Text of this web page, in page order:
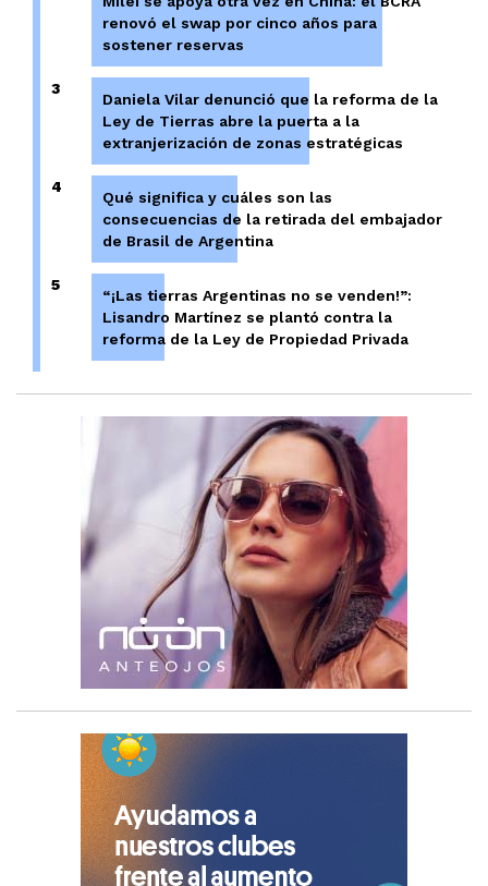
renovó el swap por cinco años para
sostener reservas
3
Daniela Vilar denunció que la reforma de la
Ley de Tierras abre la puerta a la
extranjerización de zonas estratégicas
4
Qué significa y cuáles son las
consecuencias de la retirada del embajador
de Brasil de Argentina
5
“¡Las tierras Argentinas no se venden!”:
Lisandro Martínez se plantó contra la
reforma de la Ley de Propiedad Privada